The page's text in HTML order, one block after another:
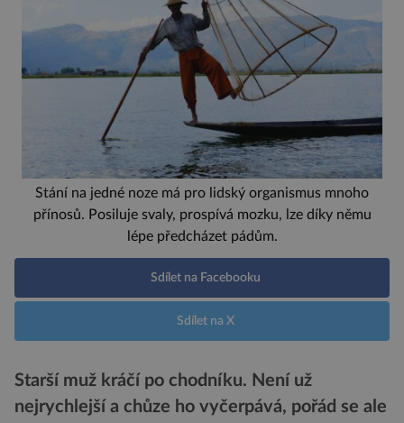
Stání na jedné noze má pro lidský organismus mnoho
přínosů. Posiluje svaly, prospívá mozku, lze díky němu
lépe předcházet pádům.
Sdílet na Facebooku
Sdílet na X
Starší muž kráčí po chodníku. Není už
nejrychlejší a chůze ho vyčerpává, pořád se ale